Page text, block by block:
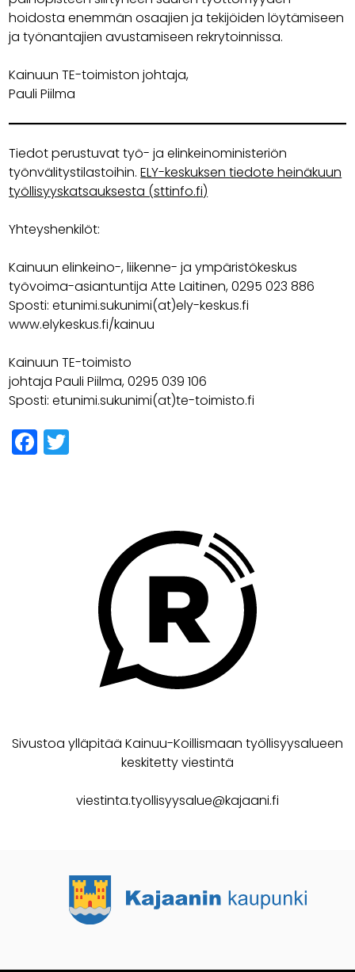
hoidosta enemmän osaajien ja tekijöiden löytämiseen
ja työnantajien avustamiseen rekrytoinnissa.
Kainuun TE-toimiston johtaja,
Pauli Piilma
Tiedot perustuvat työ- ja elinkeinoministeriön
työnvälitystilastoihin.ELY-keskuksen tiedote heinäkuun
työllisyyskatsauksesta (sttinfo.fi)
Yhteyshenkilöt:
Kainuun elinkeino-, liikenne- ja ympäristökeskus
työvoima-asiantuntija Atte Laitinen, 0295 023 886
Sposti: etunimi.sukunimi(at)ely-keskus.fi
www.elykeskus.fi/kainuu
Kainuun TE-toimisto
johtaja Pauli Piilma, 0295 039 106
Sposti: etunimi.sukunimi(at)te-toimisto.fi
Facebook
Sivustoa ylläpitää Kainuu-Koillismaan työllisyysalueen
keskitetty viestintä
viestinta.tyollisyysalue@kajaani.fi